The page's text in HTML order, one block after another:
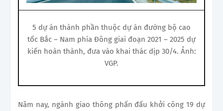
5 dự án thành phần thuộc dự án đường bộ cao
tốc Bắc – Nam phía Đông giai đoạn 2021 – 2025 dự
kiến hoàn thành, đưa vào khai thác dịp 30/4. Ảnh:
VGP.
Năm nay, ngành giao thông phấn đấu khởi công 19 dự